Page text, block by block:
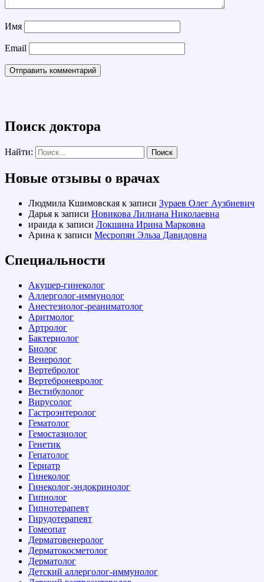
Имя
Email
Поиск доктора
Найти:
Новые отзывы о врачах
Людмила Кшимовская к записи Зураев Олег Аузбиевич
Дарья к записи Новикова Лилиана Николаевна
ираида к записи Локшина Ирина Марковна
Арина к записи Месропян Эльза Давидовна
Специальности
Акушер-гинеколог
Аллерголог-иммунолог
Анестезиолог-реаниматолог
Аритмолог
Артролог
Бактериолог
Биолог
Венеролог
Вертебролог
Вертеброневролог
Вестибулолог
Вирусолог
Гастроэнтеролог
Гематолог
Гемостазиолог
Генетик
Гепатолог
Гериатр
Гинеколог
Гинеколог-эндокринолог
Гипнолог
Гипнотерапевт
Гирудотерапевт
Гомеопат
Дерматовенеролог
Дерматокосметолог
Дерматолог
Детский аллерголог-иммунолог